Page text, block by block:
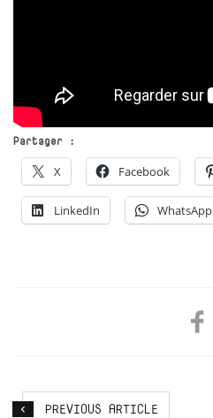
Partager :
X Facebook
LinkedIn WhatsApp
PREVIOUS ARTICLE